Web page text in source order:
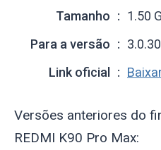
Tamanho
1.50
Para a versão
Link oficial
Versões anteriores do
REDMI K90 Pro Max: